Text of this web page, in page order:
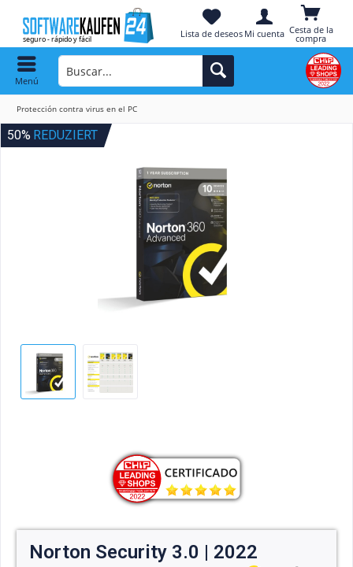
Cesta de la
compra
Lista de deseos Mi cuenta
Menú
Protección contra virus en el PC
50% REDUZIERT
Norton Security 3.0 | 2022